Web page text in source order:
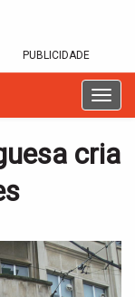
PUBLICIDADE
T
o
g
v
i
g
cria